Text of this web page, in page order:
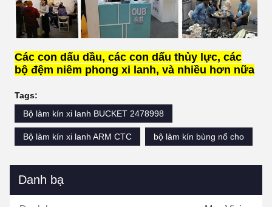
Các con dấu dầu, các con dấu thủy lực, các
bộ đệm niêm phong xi lanh, và nhiều hơn nữa
Tags:
Bộ làm kín xi lanh BUCKET 2478998
Bộ làm kín xi lanh ARM CTC bộ làm kín bùng nổ cho
Danh bạ